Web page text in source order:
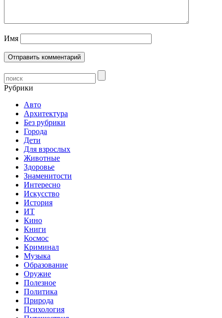
Имя
Рубрики
Авто
Архитектура
Без рубрики
Города
Дети
Для взрослых
Животные
Здоровье
Знаменитости
Интересно
Искусство
История
ИТ
Кино
Книги
Космос
Криминал
Музыка
Образование
Оружие
Полезное
Политика
Природа
Психология